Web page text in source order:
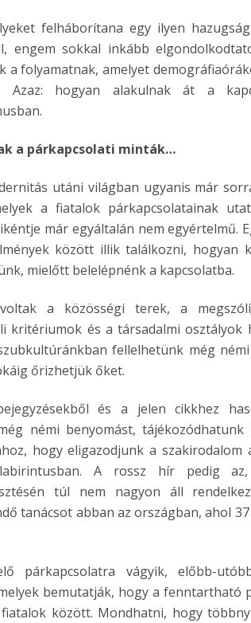
felháborítana egy ilyen
engem sokkal inkább
a folyamatnak, amelyet
Azaz: hogyan alakulnak át a
a párkapcsolati minták…
utáni világban ugyanis már
a fiatalok párkapcsolatainak
már egyáltalán nem egyértelmű.
között illik találkozni, hogyan
mielőtt belelépnénk a kapcsolatba.
a közösségi terek, a
kritériumok és a társadalmi osztályok
fellelhetünk még
őrizhetjük őket.
és a jelen cikkhez
némi benyomást,
hogy eligazodjunk a
A rossz hír pedig
túl nem nagyon áll
tanácsot abban az országban, ahol
párkapcsolatra vágyik, előbb-
bemutatják, hogy a fenntartható
között. Mondhatni, hogy